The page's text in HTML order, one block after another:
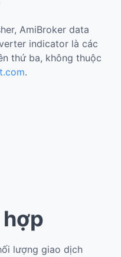
AmiBroker data
indicator là các
thứ ba, không thuộc
.
lượng giao dịch